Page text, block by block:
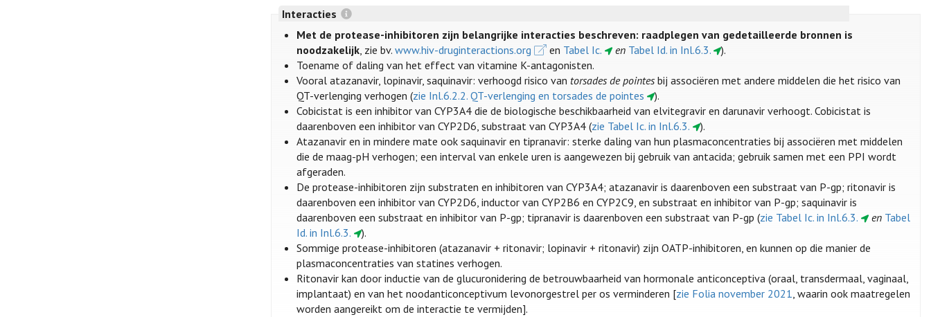
Interacties
Met de protease-inhibitoren zijn belangrijke interacties beschreven: raadplegen van gedetailleerde bronnen is
noodzakelijk, zie bv.www.hiv-druginteractions.org en Tabel Ic. en Tabel Id. in Inl.6.3.
).
Toename of daling van het effect van vitamine K-antagonisten.
Vooral atazanavir, lopinavir, saquinavir: verhoogd risico van torsades de pointes bij associëren met andere middelen die het risico van
QT-verlenging verhogen (zie Inl.6.2.2. QT-verlenging en torsades de pointes
).
Cobicistat is een inhibitor van CYP3A4 die de biologische beschikbaarheid van elvitegravir en darunavir verhoogt. Cobicistat is
daarenboven een inhibitor van CYP2D6, substraat van CYP3A4 (zie Tabel Ic. in Inl.6.3.
).
Atazanavir en in mindere mate ook saquinavir en tipranavir: sterke daling van hun plasmaconcentraties bij associëren met middelen
die de maag-pH verhogen; een interval van enkele uren is aangewezen bij gebruik van antacida; gebruik samen met een PPI wordt
afgeraden.
De protease-inhibitoren zijn substraten en inhibitoren van CYP3A4; atazanavir is daarenboven een substraat van P-gp; ritonavir is
daarenboven een inhibitor van CYP2D6, inductor van CYP2B6 en CYP2C9, en substraat en inhibitor van P-gp; saquinavir is
daarenboven een substraat en inhibitor van P-gp; tipranavir is daarenboven een substraat van P-gp (zie Tabel Ic. in Inl.6.3. en Tabel
Id. in Inl.6.3.
).
Sommige protease-inhibitoren (atazanavir + ritonavir; lopinavir + ritonavir) zijn OATP-inhibitoren, en kunnen op die manier de
plasmaconcentraties van statines verhogen.
Ritonavir kan door inductie van de glucuronidering de betrouwbaarheid van hormonale anticonceptiva (oraal, transdermaal, vaginaal,
implantaat) en van het noodanticonceptivum levonorgestrel per os verminderen [zie Folia november 2021, waarin ook maatregelen
worden aangereikt om de interactie te vermijden].